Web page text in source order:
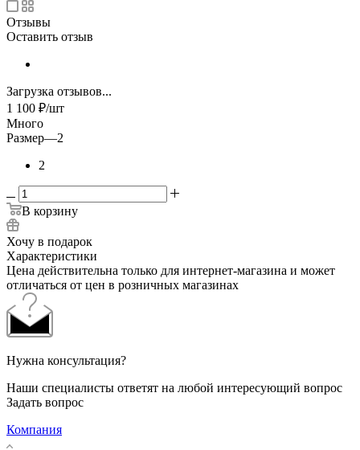
Отзывы
Оставить отзыв
Загрузка отзывов...
1 100 ₽/шт
Много
Размер—2
2
В корзину
Хочу в подарок
Характеристики
Цена действительна только для интернет-магазина и может
отличаться от цен в розничных магазинах
Нужна консультация?
Наши специалисты ответят на любой интересующий вопрос
Задать вопрос
Компания